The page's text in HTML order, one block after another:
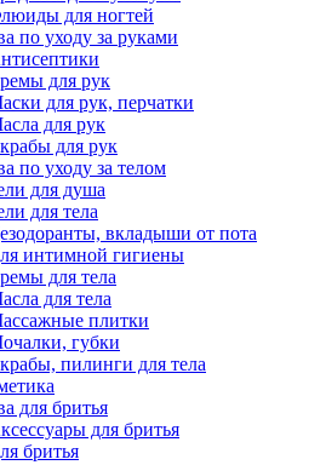
для ногтей
по уходу за руками
для рук
для рук, перчатки
для рук
для рук
по уходу за телом
для душа
для тела
вкладыши от пота
интимной гигиены
для тела
для тела
плитки
губки
пилинги для тела
для бритья
для бритья
бритья